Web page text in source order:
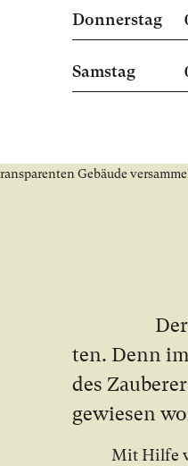
Donnerstag
Samstag
ten. Denn
des
ge­wie­sen
Mit Hil­fe